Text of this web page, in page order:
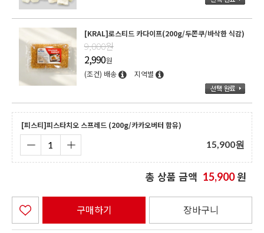
[KRAL]로스티드 카다이프(200g/두쫀쿠/바삭한 식감)
9,000원
2,990원
(조건) 배송
지역별
[피스티]피스타치오 스프레드 (200g/카카오버터 함유)
15,900원
총 상품 금액 15,900원
구매하기 장바구니